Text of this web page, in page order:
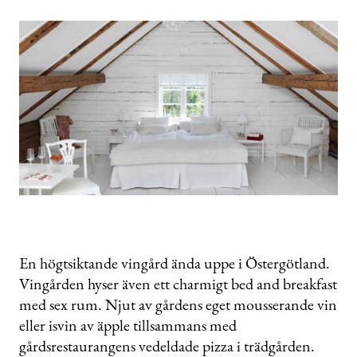
En högtsiktande vingård ända uppe i Östergötland.
Vingården hyser även ett charmigt bed and breakfast
med sex rum. Njut av gårdens eget mousserande vin
eller isvin av äpple tillsammans med
gårdsrestaurangens vedeldade pizza i trädgården.